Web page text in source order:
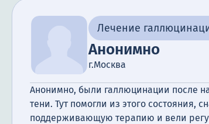
Лечение
Анонимно
г.Москва
Анонимно, были галлюцинации после
тени. Тут помогли из этого состояния,
поддерживающую терапию и вели